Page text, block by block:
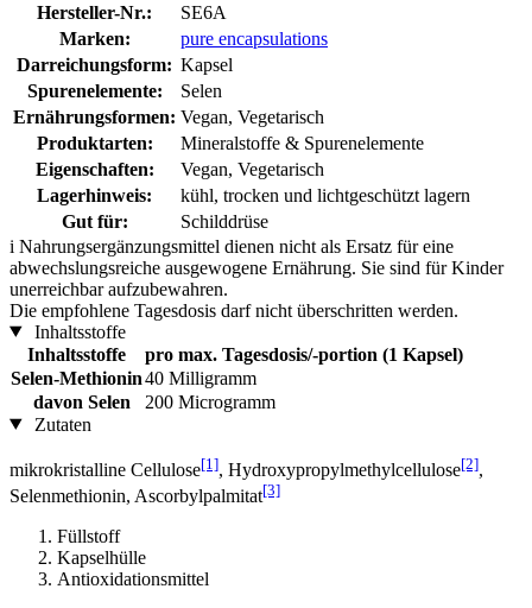
Hersteller-Nr.:
SE6A
Marken:
pure encapsulations
Darreichungsform: Kapsel
Spurenelemente:
Selen
Ernährungsformen: Vegan, Vegetarisch
Produktarten:
Mineralstoffe & Spurenelemente
Eigenschaften:
Vegan, Vegetarisch
Lagerhinweis:
kühl, trocken und lichtgeschützt lagern
Gut für:
Schilddrüse
i Nahrungsergänzungsmittel dienen nicht als Ersatz für eine
abwechslungsreiche ausgewogene Ernährung. Sie sind für Kinder
unerreichbar aufzubewahren.
Die empfohlene Tagesdosis darf nicht überschritten werden.
Inhaltsstoffe
Inhaltsstoffe
pro max. Tagesdosis/-portion (1 Kapsel)
Selen-Methionin40 Milligramm
davon Selen
200 Microgramm
Zutaten
mikrokristalline Cellulose[1], Hydroxypropylmethylcellulose[2],
Selenmethionin, Ascorbylpalmitat[3]
Füllstoff
Kapselhülle
Antioxidationsmittel